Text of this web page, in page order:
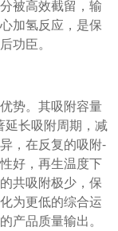
被高效截留，输
加氢反应，是保
功臣。
势。其吸附容量
长吸附周期，减
，在反复的吸附-
好，再生温度下
共吸附极少，保
为更低的综合运
产品质量输出。